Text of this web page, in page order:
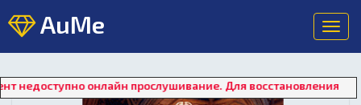
AuMe
прослушивание. Для восстановления работы